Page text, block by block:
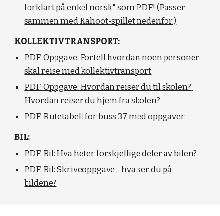
forklart på enkel norsk" som PDF! (Passer
sammen med Kahoot-spillet nedenfor.)
KOLLEKTIVTRANSPORT:
PDF: Oppgave: Fortell hvordan noen personer
skal reise med kollektivtransport
PDF: Oppgave: Hvordan reiser du til skolen?
Hvordan reiser du hjem fra skolen?
PDF: Rutetabell for buss 37 med oppgaver
BIL:
PDF: Bil: Hva heter forskjellige deler av bilen?
PDF: Bil: Skriveoppgave - hva ser du på
bildene?